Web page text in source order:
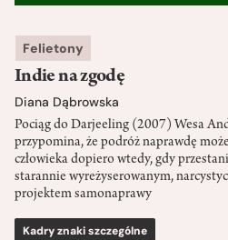
Felietony
Indie na zgodę
Diana Dąbrowska
Pociąg do Darjeeling (2007) Wesa
przypomina, że podróż naprawdę
człowieka dopiero wtedy, gdy
starannie wyreżyserowanym,
projektem samonaprawy
Kadry znaki szczególne